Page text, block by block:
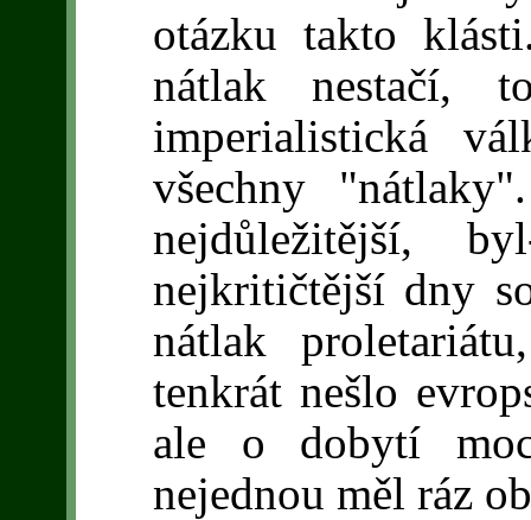
otázku takto
nátlak nestačí,
imperialistická
všechny
nejdůležitější,
nejkritičtější dny
nátlak
tenkrát nešlo
ale o dobytí
nejednou měl ráz